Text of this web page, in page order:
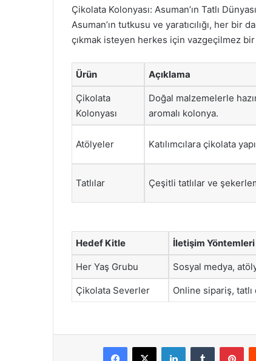
Çikolata Kolonyası: Asuman’ın Tatlı
Asuman’ın tutkusu ve yaratıcılığı, her bir
çıkmak isteyen herkes için vazgeçilmez
Ürün Açıklama
Çikolata
Kolonyası
Doğal malzemelerle
aromalı kolonya.
Atölyeler Katılımcılara çikolata
Tatlılar Çeşitli tatlılar ve
Hedef Kitle İletişim Yöntemleri
Her Yaş Grubu Sosyal medya,
Çikolata Severler Online sipariş, tatlı
Facebook
X LinkedInTumblr